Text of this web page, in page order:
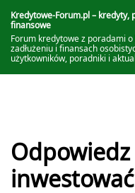
do
treści
Kredytowe-Forum.pl – kredyty,
finansowe
Forum kredytowe z poradami
zadłużeniu i finansach
użytkowników, poradniki i